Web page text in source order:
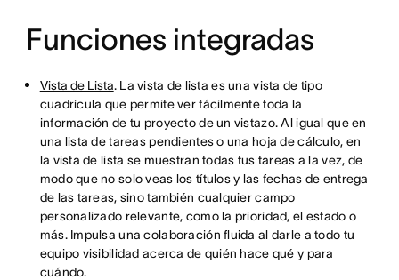
Funciones integradas
Vista de Lista. La vista de lista es una vista de tipo
cuadrícula que permite ver fácilmente toda la
información de tu proyecto de un vistazo. Al igual que en
una lista de tareas pendientes o una hoja de cálculo, en
la vista de lista se muestran todas tus tareas a la vez, de
modo que no solo veas los títulos y las fechas de entrega
de las tareas, sino también cualquier campo
personalizado relevante, como la prioridad, el estado o
más. Impulsa una colaboración fluida al darle a todo tu
equipo visibilidad acerca de quién hace qué y para
cuándo.